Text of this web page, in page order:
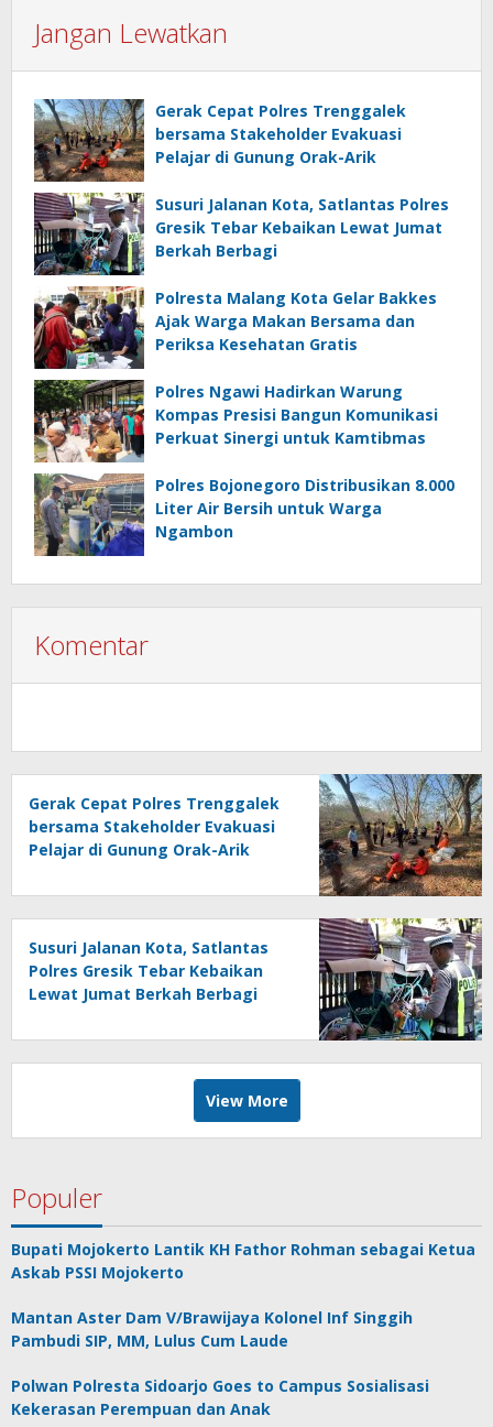
Jangan Lewatkan
Gerak Cepat Polres Trenggalek
bersama Stakeholder Evakuasi
Pelajar di Gunung Orak-Arik
Susuri Jalanan Kota, Satlantas Polres
Gresik Tebar Kebaikan Lewat Jumat
Berkah Berbagi
Polresta Malang Kota Gelar Bakkes
Ajak Warga Makan Bersama dan
Periksa Kesehatan Gratis
Polres Ngawi Hadirkan Warung
Kompas Presisi Bangun Komunikasi
Perkuat Sinergi untuk Kamtibmas
Polres Bojonegoro Distribusikan 8.000
Liter Air Bersih untuk Warga
Ngambon
Komentar
Gerak Cepat Polres Trenggalek
bersama Stakeholder Evakuasi
Pelajar di Gunung Orak-Arik
Susuri Jalanan Kota, Satlantas
Polres Gresik Tebar Kebaikan
Lewat Jumat Berkah Berbagi
View More
Populer
Bupati Mojokerto Lantik KH Fathor Rohman sebagai Ketua
Askab PSSI Mojokerto
Mantan Aster Dam V/Brawijaya Kolonel Inf Singgih
Pambudi SIP, MM, Lulus Cum Laude
Polwan Polresta Sidoarjo Goes to Campus Sosialisasi
Kekerasan Perempuan dan Anak